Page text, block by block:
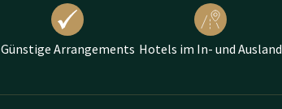
Günstige Arrangements Hotels im In- und Ausland